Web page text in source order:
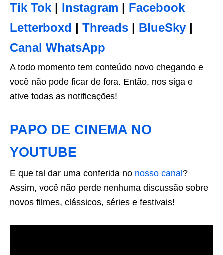
Tik Tok | Instagram | Facebook
Letterboxd | Threads | BlueSky |
Canal WhatsApp
A todo momento tem conteúdo novo chegando e
você não pode ficar de fora. Então, nos siga e
ative todas as notificações!
PAPO DE CINEMA NO
YOUTUBE
E que tal dar uma conferida no nosso canal?
Assim, você não perde nenhuma discussão sobre
novos filmes, clássicos, séries e festivais!